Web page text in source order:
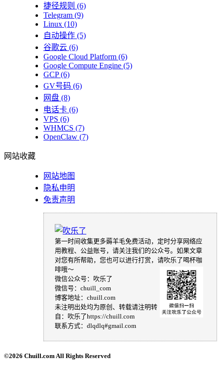
捷径规则 (6)
Telegram (9)
Linux (10)
自动操作 (5)
谷歌云 (6)
Google Cloud Platform (6)
Google Compute Engine (5)
GCP(6)
GV号码 (6)
网盘 (8)
电话卡 (6)
VPS (6)
WHMCS (7)
OpenClaw (7)
网站收藏
网站地图
隐私申明
免责声明
第一时间收集更多薅羊毛免费活动，定时分享网络应
用教程、公益账号，请关注我们的公众号。如果文章
对您有所帮助，您也可以进行打赏，请吹乐了喝杯咖
啡哦～
微信公众号：吹乐了
微信号：chuill_com
博客地址：chuill.com
未注明出处均为原创、转载请注明转
自：吹乐了https://chuill.com
联系方式：dlqdlq#gmail.com
©2026 Chuill.com All Rights Reserved